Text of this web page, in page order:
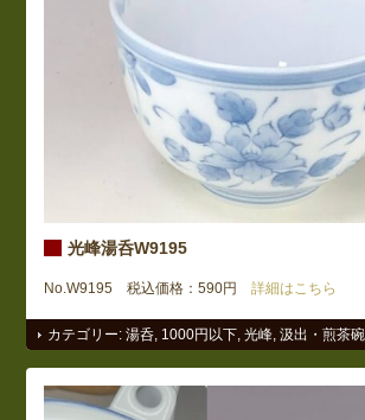
光峰湯呑W9195
No.W9195 税込価格：590円 詳細はこちら
カテゴリー:湯呑 1000円以下 ,光峰 ,汲出・煎茶碗